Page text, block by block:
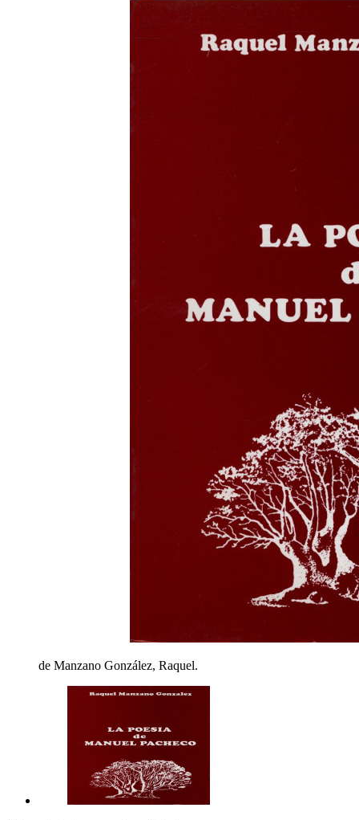
de Manzano González, Raquel.